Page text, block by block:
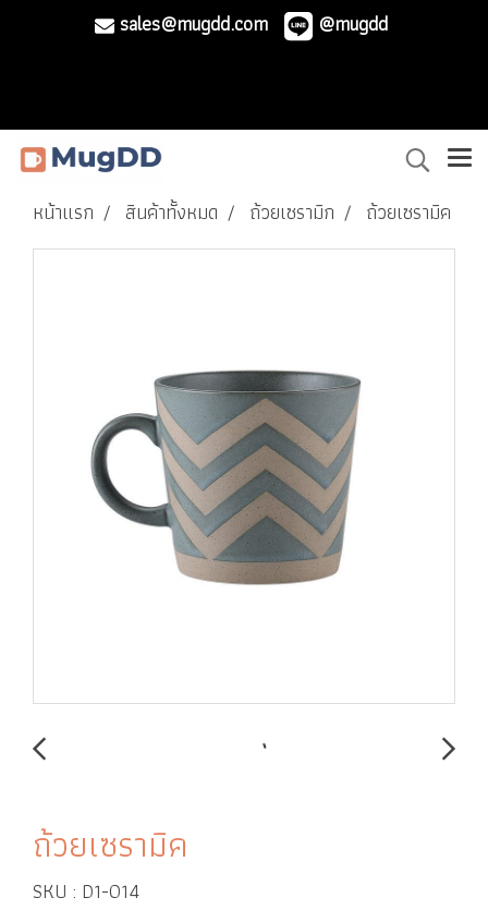
sales@mugdd.com @mugdd
หน้าแรก สินค้าทั้งหมด ถ้วยเซรามิก ถ้วยเซรามิค
ถ้วยเซรามิค
SKU : D1-014